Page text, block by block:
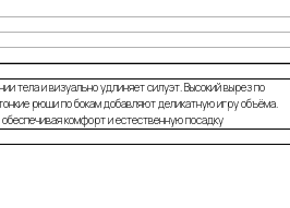
тела и визуально удлиняет силуэт. Высокий вырез по
рюши по бокам добавляют деликатную игру объёма.
комфорт и естественную посадку